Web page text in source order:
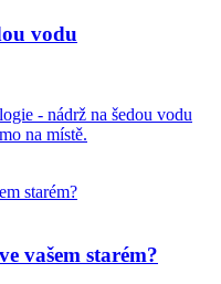
vodu
- nádrž na šedou vodu
na místě.
vašem starém?